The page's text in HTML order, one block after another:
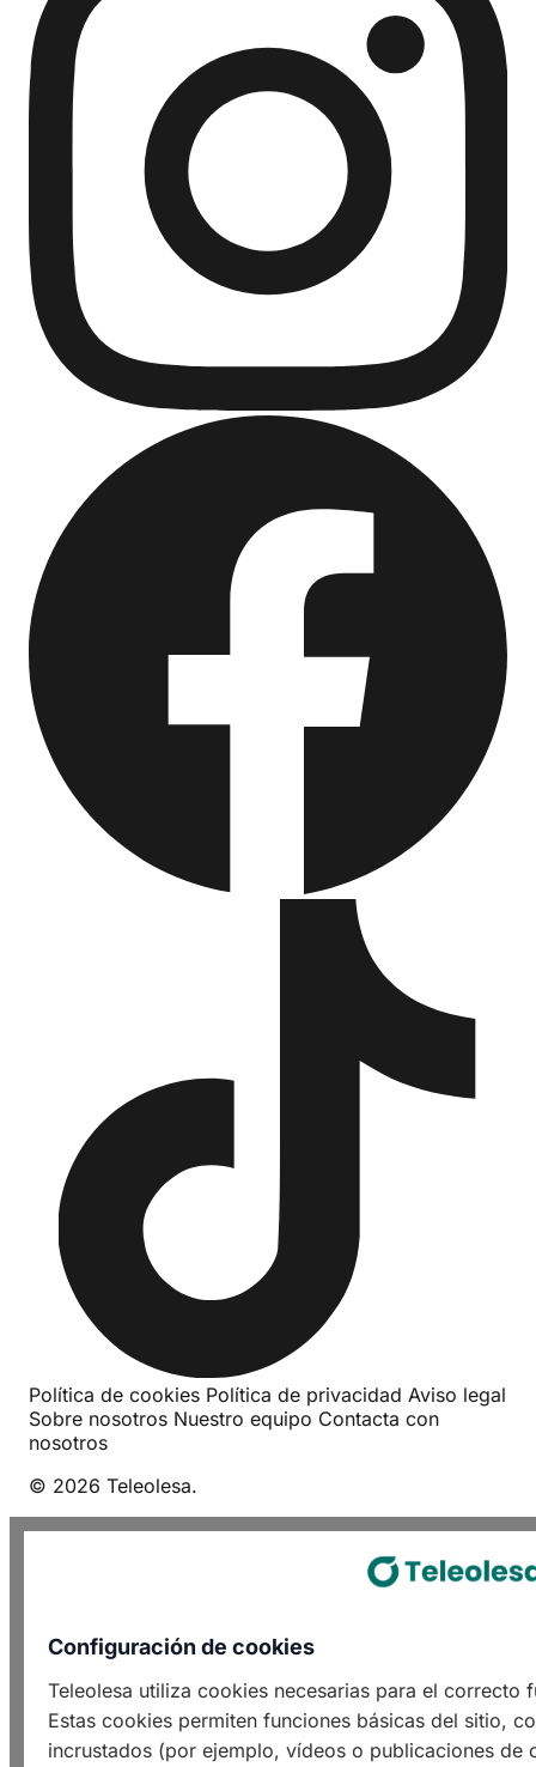
Política de cookies Política de privacidad Aviso legal
Sobre nosotros Nuestro equipo Contacta con
nosotros
© 2026 Teleolesa.
Configuración de cookies
Teleolesa utiliza cookies necesarias para el correcto
Estas cookies permiten funciones básicas del sitio,
incrustados (por ejemplo, vídeos o publicaciones de